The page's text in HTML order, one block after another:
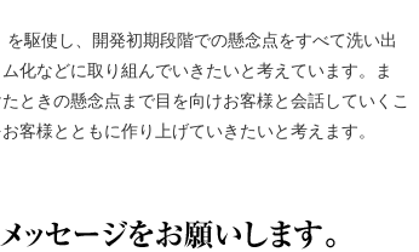
駆使し、開発初期段階での懸念点をすべて洗い出
化などに取り組んでいきたいと考えています。ま
ときの懸念点まで目を向けお客様と会話していくこ
客様とともに作り上げていきたいと考えます。